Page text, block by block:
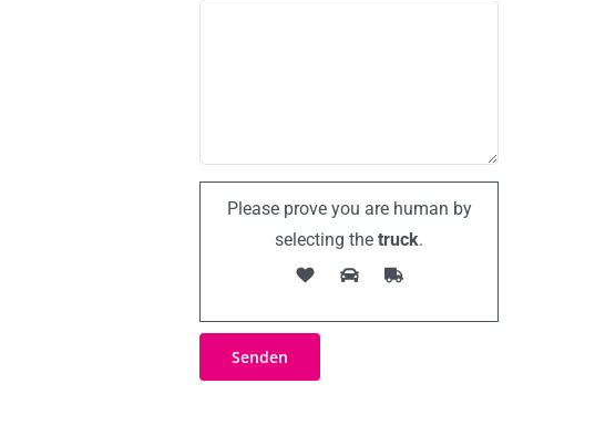
Please prove you are human by
selecting the truck.